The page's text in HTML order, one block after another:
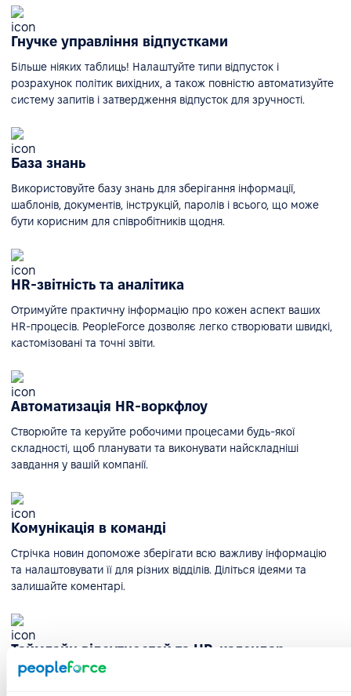
Гнучке управління відпустками
Більше ніяких таблиць! Налаштуйте типи відпусток і
розрахунок політик вихідних, а також повністю автоматизуйте
систему запитів і затвердження відпусток для зручності.
База знань
Використовуйте базу знань для зберігання інформації,
шаблонів, документів, інструкцій, паролів і всього, що може
бути корисним для співробітників щодня.
HR-звітність та аналітика
Отримуйте практичну інформацію про кожен аспект ваших
HR-процесів. PeopleForce дозволяє легко створювати швидкі,
кастомізовані та точні звіти.
Автоматизація HR-воркфлоу
Створюйте та керуйте робочими процесами будь-якої
складності, щоб планувати та виконувати найскладніші
завдання у вашій компанії.
Комунікація в команді
Стрічка новин допоможе зберігати всю важливу інформацію
та налаштовувати її для різних відділів. Діліться ідеями та
залишайте коментарі.
Таймлайн відсутностей та HR-календар
Таймлайн вихідних дозволить вам швидко побачити, хто з